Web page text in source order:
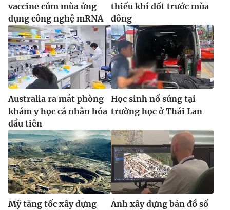
vaccine cúm mùa ứng
dụng công nghệ mRNA
thiếu khí đốt trước mùa
đông
Australia ra mắt phòng
khám y học cá nhân hóa
đầu tiên
Học sinh nổ súng tại
trường học ở Thái Lan
Mỹ tăng tốc xây dựng
Anh xây dựng bản đồ số